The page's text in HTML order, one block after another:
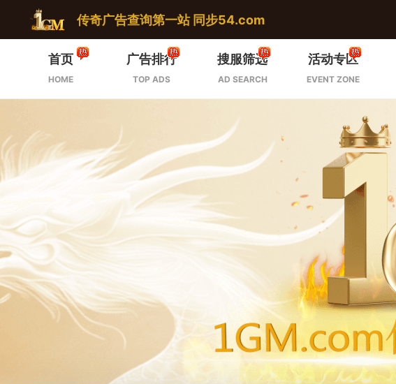
传奇广告查询第一站 同步54.com
首页
HOME
广告排行
TOP ADS
搜服筛选
AD SEARCH
活动专区
EVENT ZONE